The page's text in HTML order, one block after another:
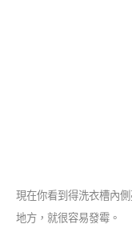
現在你看到得洗衣槽內
地方，就很容易發霉。